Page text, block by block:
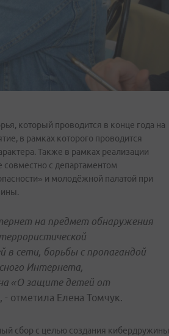
который проводится в конце года на
в рамках которого проводится
Также в рамках реализации
совместно с департаментом
и молодёжной палатой при
на предмет обнаружения
в сети, борьбы с пропагандой
Интернета,
«О защите детей от
, - отметила Елена Томчук.
сбор с целью создания кибердружины